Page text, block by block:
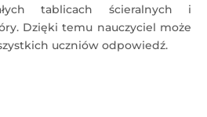
tablicach ścieralnych i
Dzięki temu nauczyciel może
uczniów odpowiedź.